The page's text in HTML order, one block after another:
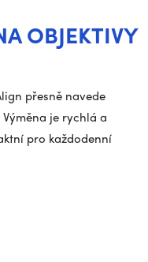
OBJEKTIVY
přesně navede
je rychlá a
pro každodenní